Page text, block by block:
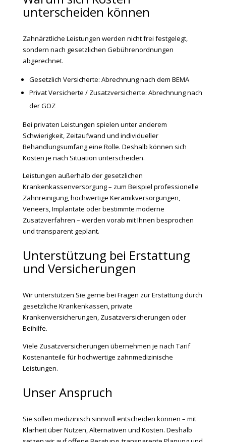
unterscheiden können
Zahnärztliche Leistungen werden nicht frei festgelegt,
sondern nach gesetzlichen Gebührenordnungen
abgerechnet.
Gesetzlich Versicherte: Abrechnung nach dem BEMA
Privat Versicherte / Zusatzversicherte: Abrechnung nach
der GOZ
Bei privaten Leistungen spielen unter anderem
Schwierigkeit, Zeitaufwand und individueller
Behandlungsumfang eine Rolle. Deshalb können sich
Kosten je nach Situation unterscheiden.
Leistungen außerhalb der gesetzlichen
Krankenkassenversorgung – zum Beispiel professionelle
Zahnreinigung, hochwertige Keramikversorgungen,
Veneers, Implantate oder bestimmte moderne
Zusatzverfahren – werden vorab mit Ihnen besprochen
und transparent geplant.
Unterstützung bei Erstattung
und Versicherungen
Wir unterstützen Sie gerne bei Fragen zur Erstattung durch
gesetzliche Krankenkassen, private
Krankenversicherungen, Zusatzversicherungen oder
Beihilfe.
Viele Zusatzversicherungen übernehmen je nach Tarif
Kostenanteile für hochwertige zahnmedizinische
Leistungen.
Unser Anspruch
Sie sollen medizinisch sinnvoll entscheiden können – mit
Klarheit über Nutzen, Alternativen und Kosten. Deshalb